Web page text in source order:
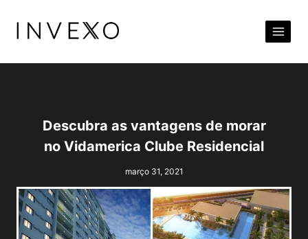
para
Conteúdo
Descubra as vantagens de morar
no Vidamerica Clube Residencial
março 31, 2021